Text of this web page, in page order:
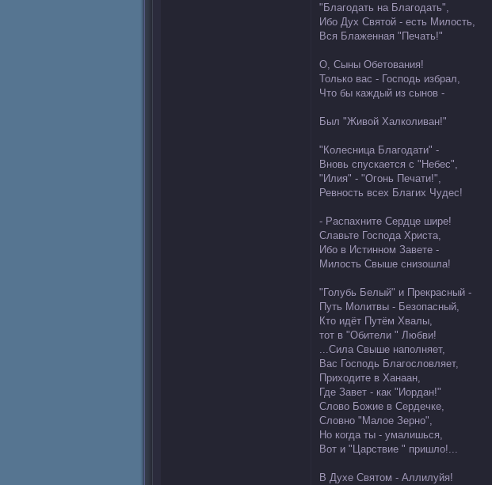
"Благодать на Благодать",
Ибо Дух Святой - есть Милость,
Вся Блаженная "Печать!"
О, Сыны Обетования!
Только вас - Господь избрал,
Что бы каждый из сынов -
Был "Живой Халколиван!"
"Колесница Благодати" -
Вновь спускается с "Небес",
"Илия" - "Огонь Печати!",
Ревность всех Благих Чудес!
- Распахните Сердце шире!
Славьте Господа Христа,
Ибо в Истинном Завете -
Милость Свыше снизошла!
"Голубь Белый" и Прекрасный -
Путь Молитвы - Безопасный,
Кто идёт Путём Хвалы,
тот в "Обители " Любви!
...Сила Свыше наполняет,
Вас Господь Благословляет,
Приходите в Ханаан,
Где Завет - как "Иордан!"
Слово Божие в Сердечке,
Словно "Малое Зерно",
Но когда ты - умалишься,
Вот и "Царствие " пришло!...
В Духе Святом - Аллилуйя!